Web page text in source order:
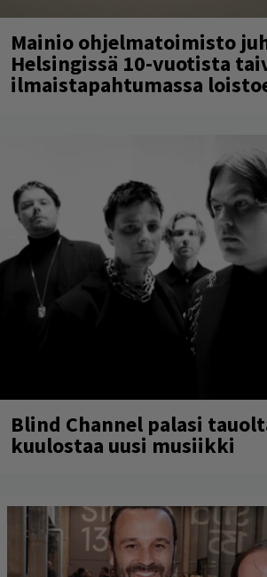
Mainio ohjelmatoimisto
Helsingissä 10-vuotista
ilmaistapahtumassa
Blind Channel palasi
kuulostaa uusi musiikki